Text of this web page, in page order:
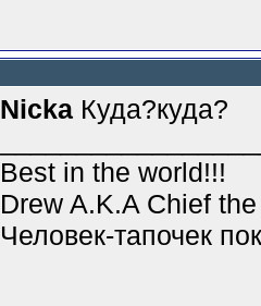
Nicka Куда?куда?
Best in the world!!!
Drew A.K.A Chief
Человек-тапочек